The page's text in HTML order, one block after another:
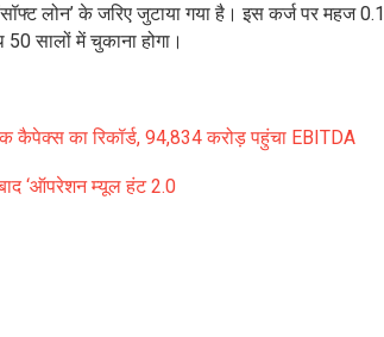
लोन’ के जरिए जुटाया गया है। इस कर्ज पर महज 0.1
सालों में चुकाना होगा।
कैपेक्स का रिकॉर्ड, 94,834 करोड़ पहुंचा EBITDA
‘ऑपरेशन म्यूल हंट 2.0